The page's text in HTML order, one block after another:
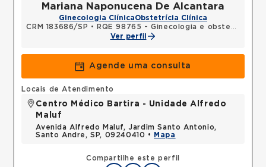
Mariana Naponucena De Alcantara
Ginecologia ClínicaObstetrícia Clínica
CRM 183686/SP •
RQE 98765 - Ginecologia e obstetrícia
Ver perfil
Agende uma consulta
Compartilhe este perfil
Locais de Atendimento
Centro Médico Bartira - Unidade Alfredo
Maluf
Avenida Alfredo Maluf, Jardim Santo Antonio,
Santo Andre, SP, 09240410 •
Mapa